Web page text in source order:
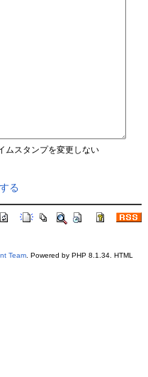
ムスタンプを変更しない
る
Team. Powered by PHP 8.1.34. HTML